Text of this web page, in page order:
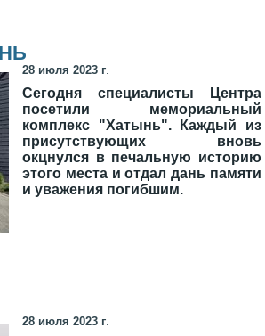
28 июля 2023 г.
Сегодня специалисты Центра
посетили мемориальный
комплекс "Хатынь". Каждый из
присутствующих вновь
окцнулся в печальную историю
этого места и отдал дань памяти
и уважения погибшим.
28 июля 2023 г.